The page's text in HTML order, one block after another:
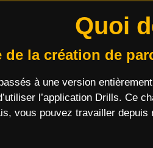
Quoi
la création de
à une version
l’application Drills. Ce
vous pouvez travailler
Votre bon
Nom
Email